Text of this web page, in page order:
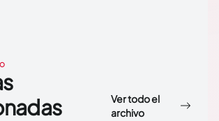
Ver todo el
archivo